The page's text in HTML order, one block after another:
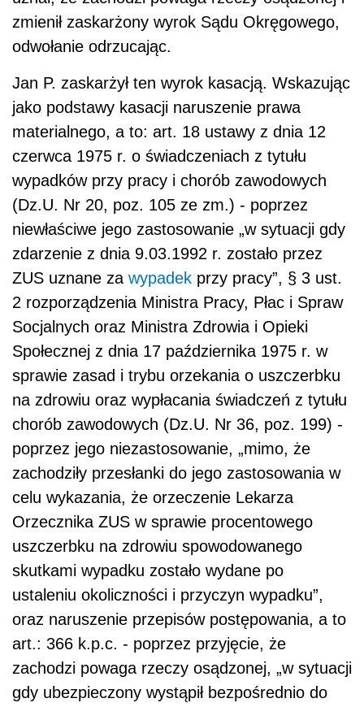
zmienił zaskarżony wyrok Sądu Okręgowego,
odwołanie odrzucając.
Jan P. zaskarżył ten wyrok kasacją. Wskazując
jako podstawy kasacji naruszenie prawa
materialnego, a to: art. 18 ustawy z dnia 12
czerwca 1975 r. o świadczeniach z tytułu
wypadków przy pracy i chorób zawodowych
(Dz.U. Nr 20, poz. 105 ze zm.) - poprzez
niewłaściwe jego zastosowanie „w sytuacji gdy
zdarzenie z dnia 9.03.1992 r. zostało przez
ZUS uznane za wypadek przy pracy”, § 3 ust.
2 rozporządzenia Ministra Pracy, Płac i Spraw
Socjalnych oraz Ministra Zdrowia i Opieki
Społecznej z dnia 17 października 1975 r. w
sprawie zasad i trybu orzekania o uszczerbku
na zdrowiu oraz wypłacania świadczeń z tytułu
chorób zawodowych (Dz.U. Nr 36, poz. 199) -
poprzez jego niezastosowanie, „mimo, że
zachodziły przesłanki do jego zastosowania w
celu wykazania, że orzeczenie Lekarza
Orzecznika ZUS w sprawie procentowego
uszczerbku na zdrowiu spowodowanego
skutkami wypadku zostało wydane po
ustaleniu okoliczności i przyczyn wypadku”,
oraz naruszenie przepisów postępowania, a to
art.: 366 k.p.c. - poprzez przyjęcie, że
zachodzi powaga rzeczy osądzonej, „w sytuacji
gdy ubezpieczony wystąpił bezpośrednio do